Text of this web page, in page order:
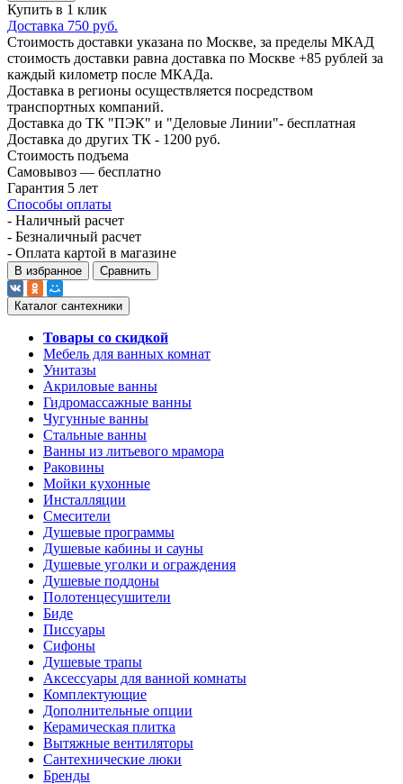
Купить в 1 клик
Доставка 750 руб.
Стоимость доставки указана по Москве, за пределы МКАД
стоимость доставки равна доставка по Москве +85 рублей за
каждый километр после МКАДа.
Доставка в регионы осуществляется посредством
транспортных компаний.
Доставка до ТК "ПЭК" и "Деловые Линии"- бесплатная
Доставка до других ТК - 1200 руб.
Стоимость подъема
Самовывоз — бесплатно
Гарантия 5 лет
Способы оплаты
- Наличный расчет
- Безналичный расчет
- Оплата картой в магазине
В избранное Сравнить
Каталог сантехники
Товары со скидкой
Мебель для ванных комнат
Унитазы
Акриловые ванны
Гидромассажные ванны
Чугунные ванны
Стальные ванны
Ванны из литьевого мрамора
Раковины
Мойки кухонные
Инсталляции
Смесители
Душевые программы
Душевые кабины и сауны
Душевые уголки и ограждения
Душевые поддоны
Полотенцесушители
Биде
Писсуары
Сифоны
Душевые трапы
Аксессуары для ванной комнаты
Комплектующие
Дополнительные опции
Керамическая плитка
Вытяжные вентиляторы
Сантехнические люки
Бренды